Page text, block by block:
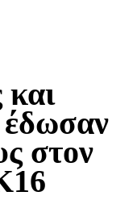
στον